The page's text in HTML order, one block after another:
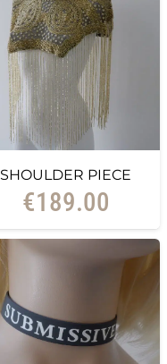
SHOULDER PIECE
€189.00